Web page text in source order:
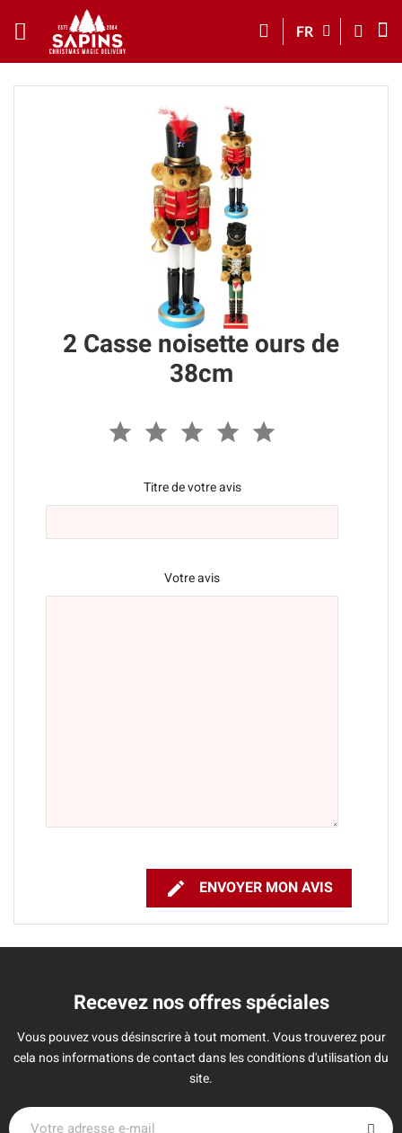
FR
2 Casse noisette ours de
38cm
Titre de votre avis
Votre avis
 ENVOYER MON AVIS
Recevez nos offres spéciales
Vous pouvez vous désinscrire à tout moment. Vous trouverez pour
cela nos informations de contact dans les conditions d'utilisation du
site.